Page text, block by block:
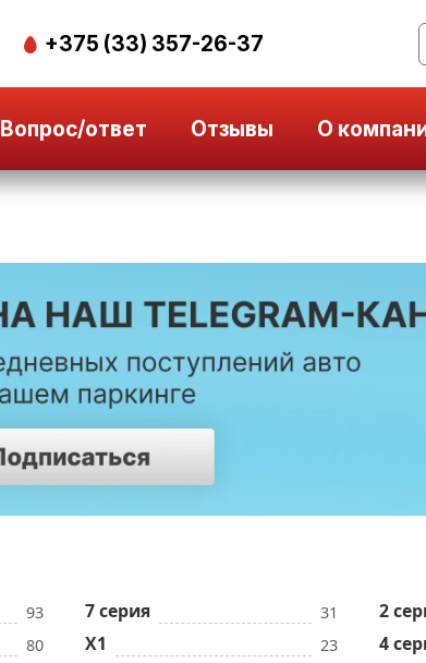
+375 (33) 357-26-37
Вопрос/ответ Отзывы О
93
80
7 серия 31
X1 23
2
4